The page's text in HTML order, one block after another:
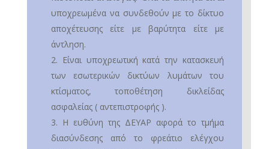
υποχρεωμένα να συνδεθούν με το δίκτυο
αποχέτευσης είτε με βαρύτητα είτε με
άντληση.
Είναι υποχρεωτική κατά την κατασκευή
των εσωτερικών δικτύων λυμάτων του
κτίσματος, τοποθέτηση δικλείδας
ασφαλείας ( αντεπιστροφής ).
Η ευθύνη της ΔΕΥΑΡ αφορά το τμήμα
διασύνδεσης από το φρεάτιο ελέγχου